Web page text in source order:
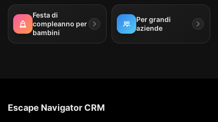
Festa di
compleanno per
bambini
Per grandi
aziende
Escape Navigator CRM